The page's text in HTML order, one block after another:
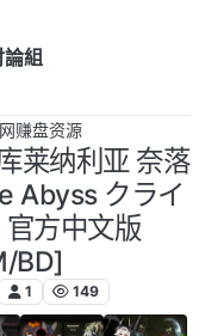
組
网赚盘资源
莱纳利亚 奈落
Abyss クライ
方中文版
BD]
1 149